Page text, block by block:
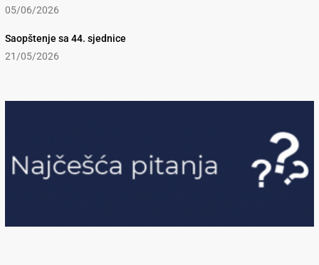
05/06/2026
Saopštenje sa 44. sjednice
21/05/2026